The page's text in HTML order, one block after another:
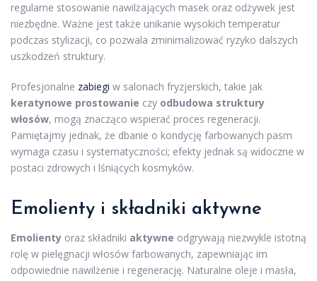
regularne stosowanie nawilżających masek oraz odżywek jest
niezbędne. Ważne jest także unikanie wysokich temperatur
podczas stylizacji, co pozwala zminimalizować ryzyko dalszych
uszkodzeń struktury.
Profesjonalne zabiegi w salonach fryzjerskich, takie jak
keratynowe prostowanie czy odbudowa struktury
włosów, mogą znacząco wspierać proces regeneracji.
Pamiętajmy jednak, że dbanie o kondycję farbowanych pasm
wymaga czasu i systematyczności; efekty jednak są widoczne w
postaci zdrowych i lśniących kosmyków.
Emolienty i składniki aktywne
Emolienty oraz składniki aktywne odgrywają niezwykle istotną
rolę w pielęgnacji włosów farbowanych, zapewniając im
odpowiednie nawilżenie i regenerację. Naturalne oleje i masła,